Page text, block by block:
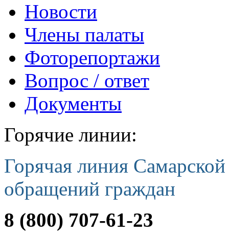
Новости
Члены палаты
Фоторепортажи
Вопрос / ответ
Документы
Горячие линии:
Горячая линия
обращений граждан
8 (800) 707-61-23